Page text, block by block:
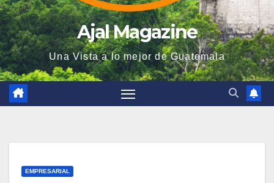
Ajal Magazine
Una Vista a lo mejor de Guatemala
EMPRESARIAL